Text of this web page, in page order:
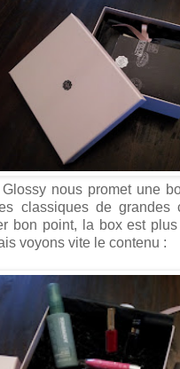
nous promet une
classiques de grandes
bon point, la box est
voyons vite le contenu :